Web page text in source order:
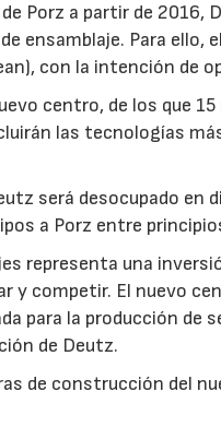
Porz a partir de
ensamblaje. Para ello,
con la intención de
centro, de los que
las tecnologías
será desocupado en
a Porz entre
representa una
y competir. El nuevo
la producción de
de Deutz.
de construcción del